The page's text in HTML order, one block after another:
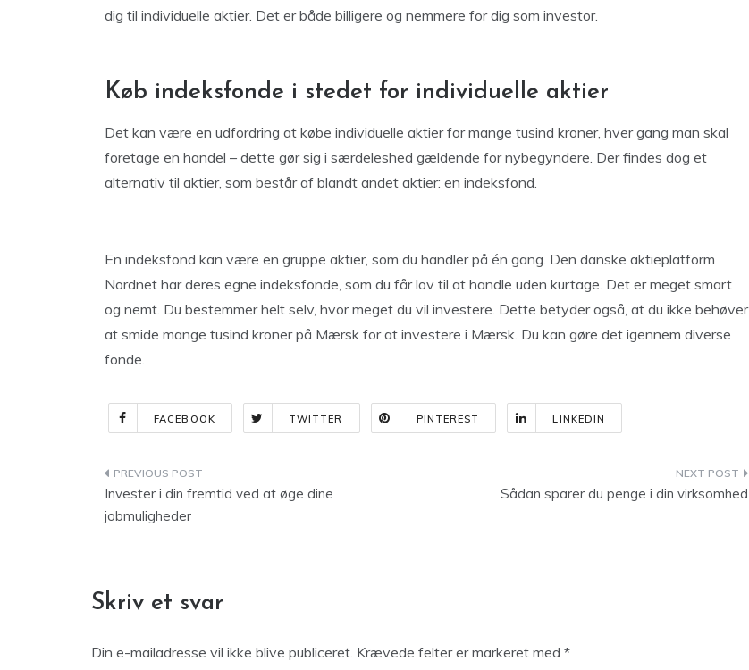
dig til individuelle aktier. Det er både billigere og nemmere for dig som investor.
Køb indeksfonde i stedet for individuelle aktier
Det kan være en udfordring at købe individuelle aktier for mange tusind kroner, hver gang man skal
foretage en handel – dette gør sig i særdeleshed gældende for nybegyndere. Der findes dog et
alternativ til aktier, som består af blandt andet aktier: en indeksfond.
En indeksfond kan være en gruppe aktier, som du handler på én gang. Den danske aktieplatform
Nordnet har deres egne indeksfonde, som du får lov til at handle uden kurtage. Det er meget smart
og nemt. Du bestemmer helt selv, hvor meget du vil investere. Dette betyder også, at du ikke behøver
at smide mange tusind kroner på Mærsk for at investere i Mærsk. Du kan gøre det igennem diverse
fonde.
FACEBOOK TWITTER PINTEREST LINKEDIN
Indlægsnavigation
Invester i din fremtid ved at øge dine
jobmuligheder
Sådan sparer du penge i din virksomhed
Skriv et svar
Din e-mailadresse vil ikke blive publiceret. Krævede felter er markeret med *